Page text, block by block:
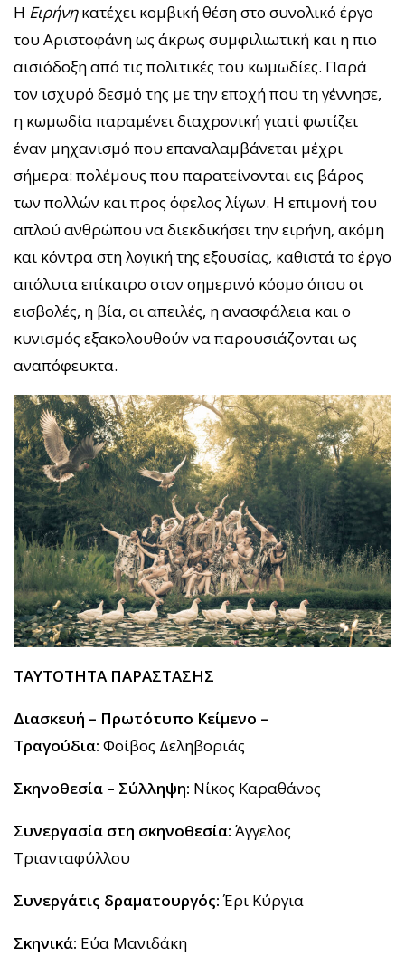
Η Ειρήνηκατέχει κομβική θέση στο συνολικό έργο
του Αριστοφάνη ως άκρως συμφιλιωτική και η πιο
αισιόδοξη από τις πολιτικές του κωμωδίες. Παρά
τον ισχυρό δεσμό της με την εποχή που τη γέννησε,
η κωμωδία παραμένει διαχρονική γιατί φωτίζει
έναν μηχανισμό που επαναλαμβάνεται μέχρι
σήμερα: πολέμους που παρατείνονται εις βάρος
των πολλών και προς όφελος λίγων. Η επιμονή του
απλού ανθρώπου να διεκδικήσει την ειρήνη, ακόμη
και κόντρα στη λογική της εξουσίας, καθιστά το έργο
απόλυτα επίκαιρο στον σημερινό κόσμο όπου οι
εισβολές, η βία, οι απειλές, η ανασφάλεια και ο
κυνισμός εξακολουθούν να παρουσιάζονται ως
αναπόφευκτα.
ΤΑΥΤΟΤΗΤΑ ΠΑΡΑΣΤΑΣΗΣ
Διασκευή – Πρωτότυπο Κείμενο –
Τραγούδια: Φοίβος Δεληβοριάς
Σκηνοθεσία – Σύλληψη: Νίκος Καραθάνος
Συνεργασία στη σκηνοθεσία: Άγγελος
Τριανταφύλλου
Συνεργάτις δραματουργός:Έρι Κύργια
Σκηνικά: Εύα Μανιδάκη